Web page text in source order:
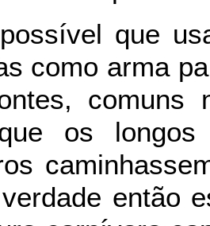
que
como arma
comuns
os
então